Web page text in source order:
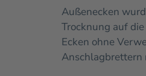
Außenecken
Trocknung auf
Ecken ohne
Anschlagbrettern